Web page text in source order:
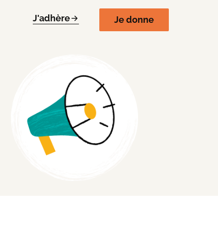
J'adhère Je donne